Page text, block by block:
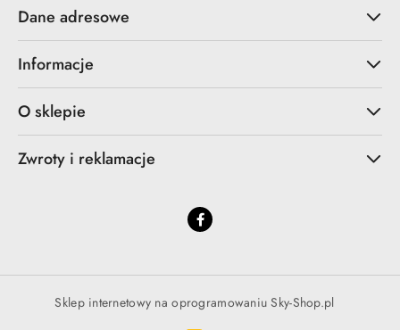
Dane adresowe
Informacje
O sklepie
Zwroty i reklamacje
Sklep internetowy na oprogramowaniu Sky-Shop.pl